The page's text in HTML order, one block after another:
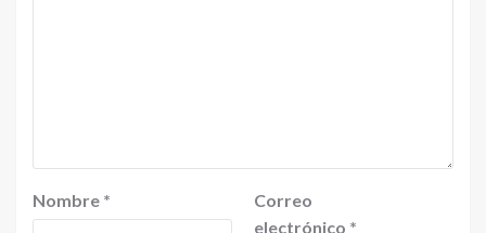
Nombre *
Correo
electrónico *